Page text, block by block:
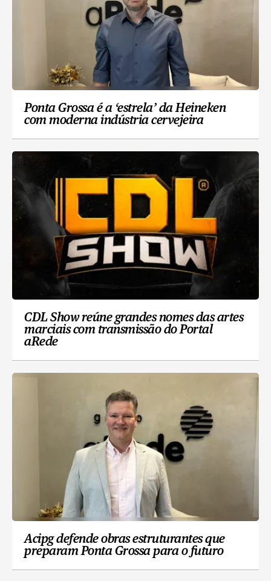
Ponta Grossa é a ‘estrela’ da Heineken
com moderna indústria cervejeira
CDL Show reúne grandes nomes das artes
marciais com transmissão do Portal
aRede
Acipg defende obras estruturantes que
preparam Ponta Grossa para o futuro